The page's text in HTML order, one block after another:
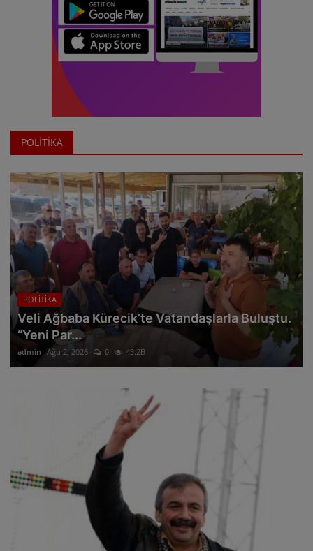
POLİTİKA
POLİTİKA
Veli Ağbaba Kürecik’te Vatandaşlarla Buluştu.
“Yeni Par...
admin Ağu 2, 2026 0 43.2B